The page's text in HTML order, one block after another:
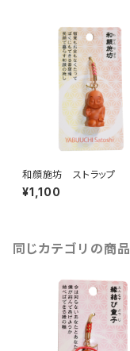
和顔施坊 ストラップ
¥1,100
同じカテゴリの商品